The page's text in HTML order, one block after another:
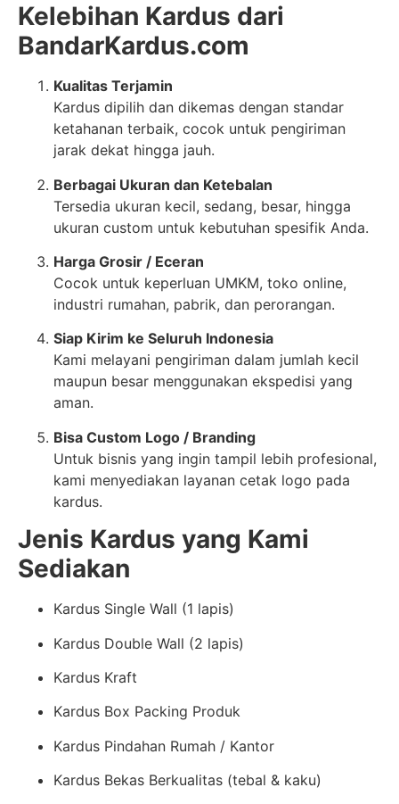
Kelebihan Kardus dari
BandarKardus.com
Kualitas Terjamin
Kardus dipilih dan dikemas dengan standar
ketahanan terbaik, cocok untuk pengiriman
jarak dekat hingga jauh.
Berbagai Ukuran dan Ketebalan
Tersedia ukuran kecil, sedang, besar, hingga
ukuran custom untuk kebutuhan spesifik Anda.
Harga Grosir / Eceran
Cocok untuk keperluan UMKM, toko online,
industri rumahan, pabrik, dan perorangan.
Siap Kirim ke Seluruh Indonesia
Kami melayani pengiriman dalam jumlah kecil
maupun besar menggunakan ekspedisi yang
aman.
Bisa Custom Logo / Branding
Untuk bisnis yang ingin tampil lebih profesional,
kami menyediakan layanan cetak logo pada
kardus.
Jenis Kardus yang Kami
Sediakan
Kardus Single Wall (1 lapis)
Kardus Double Wall (2 lapis)
Kardus Kraft
Kardus Box Packing Produk
Kardus Pindahan Rumah / Kantor
Kardus Bekas Berkualitas (tebal & kaku)